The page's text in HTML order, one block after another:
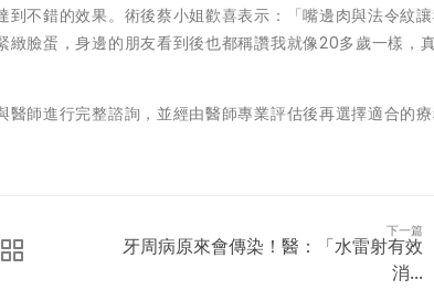
不錯的效果。術後蔡小姐歡喜表示：「嘴邊肉與法令紋
臉蛋，身邊的朋友看到後也都稱讚我就像20多歲一樣，
師進行完整諮詢，並經由醫師專業評估後再選擇適合的療
下一篇
​牙周病原來會傳染！醫：「水雷射有效
消...